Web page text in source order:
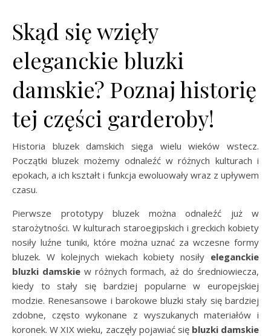
Skąd się wzięły
eleganckie bluzki
damskie? Poznaj historię
tej części garderoby!
Historia bluzek damskich sięga wielu wieków wstecz.
Początki bluzek możemy odnaleźć w różnych kulturach i
epokach, a ich kształt i funkcja ewoluowały wraz z upływem
czasu.
Pierwsze prototypy bluzek można odnaleźć już w
starożytności. W kulturach staroegipskich i greckich kobiety
nosiły luźne tuniki, które można uznać za wczesne formy
bluzek. W kolejnych wiekach kobiety nosiły eleganckie
bluzki damskie w różnych formach, aż do średniowiecza,
kiedy to stały się bardziej popularne w europejskiej
modzie. Renesansowe i barokowe bluzki stały się bardziej
zdobne, często wykonane z wyszukanych materiałów i
koronek. W XIX wieku, zaczęły pojawiać się bluzki damskie